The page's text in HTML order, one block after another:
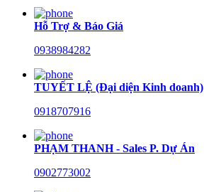
Hỗ Trợ & Báo Giá
0938984282
TUYẾT LỆ (Đại diện Kinh doanh)
0918707916
PHẠM THANH - Sales P. Dự Án
0902773002